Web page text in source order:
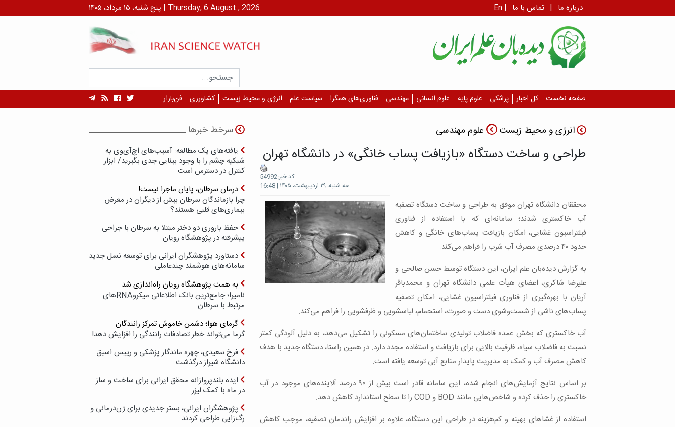
پنج شنبه، ۱۵ مرداد، ۱۴۰۵ | Thursday, 6 August , 2026 En | درباره ما | تماس با ما
صفحه نخست کل اخبار پزشکی علوم پایه علوم انسانی مهندسی فناوری‌های همگرا سیاست علم انرژی و محیط زیست کشاورزی فن‌بازار
انرژی و محیط زیست علوم مهندسی
طراحی و ساخت دستگاه «بازیافت پساب خانگی» در دانشگاه تهران
کد خبر:54992
سه شنبه، ۲۹ اردیبهشت، ۱۴۰۵ | 16:48
محققان دانشگاه تهران موفق به طراحی و ساخت دستگاه تصفیه
آب خاکستری شدند؛ سامانه‌ای که با استفاده از فناوری
فیلتراسیون غشایی، امکان بازیافت پساب‌های خانگی و کاهش
حدود ۴۰ درصدی مصرف آب شرب را فراهم می‌کند.
به گزارش دیده‌بان علم ایران، این دستگاه توسط حسن صالحی و
علیرضا شاکری، اعضای هیأت علمی دانشگاه تهران و محمدباقر
آریان با بهره‌گیری از فناوری فیلتراسیون غشایی، امکان تصفیه
پساب‌های ناشی از شست‌وشوی دست و صورت، استحمام، لباسشویی و ظرفشویی را فراهم می‌کند.
آب خاکستری که بخش عمده فاضلاب تولیدی ساختمان‌های مسکونی را تشکیل می‌دهد، به دلیل آلودگی کمتر
نسبت به فاضلاب سیاه، ظرفیت بالایی برای بازیافت و استفاده مجدد دارد. در همین راستا، دستگاه جدید با هدف
کاهش مصرف آب و کمک به مدیریت پایدار منابع آبی توسعه یافته است.
بر اساس نتایج آزمایش‌های انجام شده، این سامانه قادر است بیش از ۹۰ درصد آلاینده‌های موجود در آب
خاکستری را حذف کرده و شاخص‌هایی مانند BOD و COD را تا سطح استاندارد کاهش دهد.
استفاده از غشاهای بهینه و کم‌هزینه در طراحی این دستگاه، علاوه بر افزایش راندمان تصفیه، موجب کاهش
سرخط خبرها
یافته‌های یک مطالعه: آسیب‌های اچ‌آی‌وی به
شبکیه چشم را با وجود بینایی جدی بگیرید/ ابزار
کنترل در دسترس است
درمان سرطان، پایان ماجرا نیست!
چرا بازماندگان سرطان بیش از دیگران در معرض
بیماری‌های قلبی هستند؟
حفظ باروری دو دختر مبتلا به سرطان با جراحی
پیشرفته در پژوهشگاه رویان
دستاورد پژوهشگران ایرانی برای توسعه نسل جدید
سامانه‌های هوشمند چندعاملی
به همت پژوهشگاه رویان راه‌اندازی شد
نامیرا؛ جامع‌ترین بانک اطلاعاتی میکروRNAهای
مرتبط با سرطان
گرمای هوا؛ دشمن خاموش تمرکز رانندگان
گرما می‌تواند خطر تصادفات رانندگی را افزایش دهد!
فرخ سعیدی، چهره ماندگار پزشکی و رییس اسبق
دانشگاه شیراز درگذشت
ایده بلندپروازانه محقق ایرانی برای ساخت و ساز
در ماه با کمک لیزر
پژوهشگران ایرانی، بستر جدیدی برای ژن‌درمانی و
رگ‌زایی طراحی کردند